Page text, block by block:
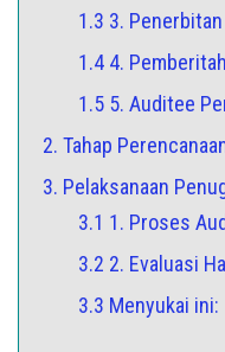
1.3 3.
1.4 4.
1.5 5. Auditee
2. Tahap
3. Pelaksanaan
3.1 1. Proses
3.2 2. Evaluasi
3.3 Menyukai ini: